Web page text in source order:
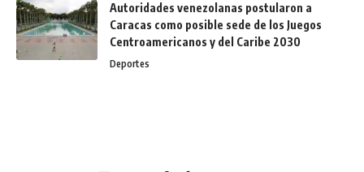
Autoridades venezolanas postularon a
Caracas como posible sede de los Juegos
Centroamericanos y del Caribe 2030
Deportes